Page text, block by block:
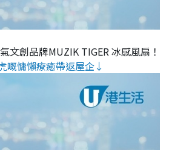
文創品牌MUZIK TIGER 冰感風扇！
嘅慵懶療癒帶返屋企↓